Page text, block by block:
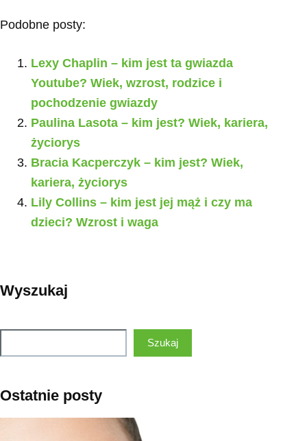
Podobne posty:
Lexy Chaplin – kim jest ta gwiazda
Youtube? Wiek, wzrost, rodzice i
pochodzenie gwiazdy
Paulina Lasota – kim jest? Wiek, kariera,
życiorys
Bracia Kacperczyk – kim jest? Wiek,
kariera, życiorys
Lily Collins – kim jest jej mąż i czy ma
dzieci? Wzrost i waga
Wyszukaj
Szukaj
Ostatnie posty